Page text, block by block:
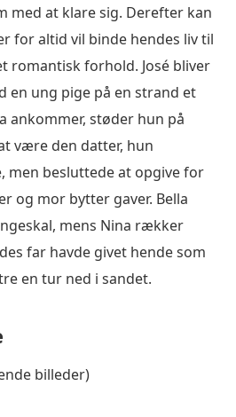
med at klare sig. Derefter kan
for altid vil binde hendes liv til
romantisk forhold. José bliver
en ung pige på en strand et
ankommer, støder hun på
være den datter, hun
men besluttede at opgive for
og mor bytter gaver. Bella
mens Nina rækker
far havde givet hende som
en tur ned i sandet.
billeder)